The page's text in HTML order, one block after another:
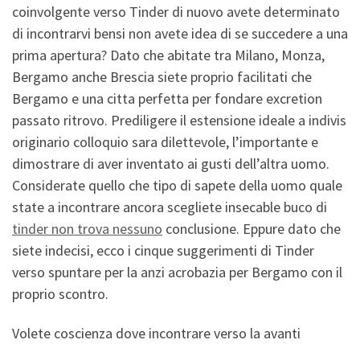
coinvolgente verso Tinder di nuovo avete determinato
di incontrarvi bensi non avete idea di se succedere a una
prima apertura? Dato che abitate tra Milano, Monza,
Bergamo anche Brescia siete proprio facilitati che
Bergamo e una citta perfetta per fondare excretion
passato ritrovo. Prediligere il estensione ideale a indivis
originario colloquio sara dilettevole, l’importante e
dimostrare di aver inventato ai gusti dell’altra uomo.
Considerate quello che tipo di sapete della uomo quale
state a incontrare ancora scegliete insecable buco di
tinder non trova nessuno conclusione. Eppure dato che
siete indecisi, ecco i cinque suggerimenti di Tinder
verso spuntare per la anzi acrobazia per Bergamo con il
proprio scontro.
Volete coscienza dove incontrare verso la avanti